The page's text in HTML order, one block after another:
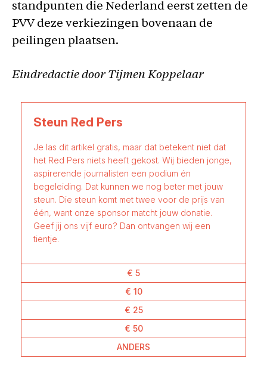
standpunten die Nederland eerst zetten de
PVV deze verkiezingen bovenaan de
peilingen plaatsen.
Eindredactie door Tijmen Koppelaar
Steun Red Pers
Je las dit artikel gratis, maar dat betekent niet dat
het Red Pers niets heeft gekost. Wij bieden jonge,
aspirerende journalisten een podium én
begeleiding. Dat kunnen we nog beter met jouw
steun. Die steun komt met twee voor de prijs van
één, want onze sponsor matcht jouw donatie.
Geef jij ons vijf euro? Dan ontvangen wij een
tientje.
€ 5
€ 10
€ 25
€ 50
ANDERS